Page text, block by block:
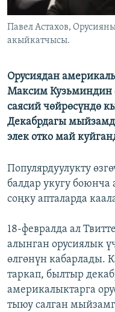
Павел Астахов,
акыйкатчысы.
Орусиядан
Максим Кузьминдин
саясий чөйрөсүндө
Декабрдагы
элек отко май
Популярдуулукту
балдар укугу
соңку апталарда
18-февралда ал
алынган орусиялык
өлгөнүн кабарлады.
таркап, былтыр
америкалыктарга
тыюу салган